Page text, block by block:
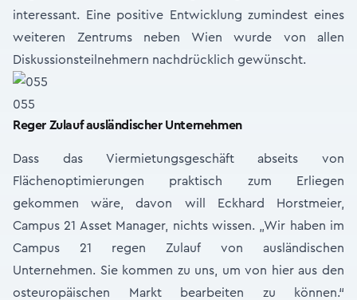
interessant. Eine positive Entwicklung zumindest eines
weiteren Zentrums neben Wien wurde von allen
Diskussionsteilnehmern nachdrücklich gewünscht.
055
Reger Zulauf ausländischer Unternehmen
Dass das Viermietungsgeschäft abseits von
Flächenoptimierungen praktisch zum Erliegen
gekommen wäre, davon will Eckhard Horstmeier,
Campus 21 Asset Manager, nichts wissen. „Wir haben im
Campus 21 regen Zulauf von ausländischen
Unternehmen. Sie kommen zu uns, um von hier aus den
osteuropäischen Markt bearbeiten zu können.“